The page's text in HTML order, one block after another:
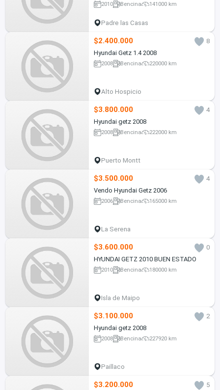
2010 Bencina 141000 km
Padre las Casas
$2.400.000
8
Hyundai Getz 1.4 2008
2008 Bencina 220000 km
Alto Hospicio
$3.800.000
4
Hyundai getz 2008
2008 Bencina 222000 km
Puerto Montt
$3.500.000
4
Vendo Hyundai Getz 2006
2006 Bencina 165000 km
La Serena
$3.600.000
0
HYUNDAI GETZ 2010 BUEN ESTADO
2010 Bencina 180000 km
Isla de Maipo
$3.100.000
2
Hyundai getz 2008
2008 Bencina 227920 km
Paillaco
$3.200.000
5